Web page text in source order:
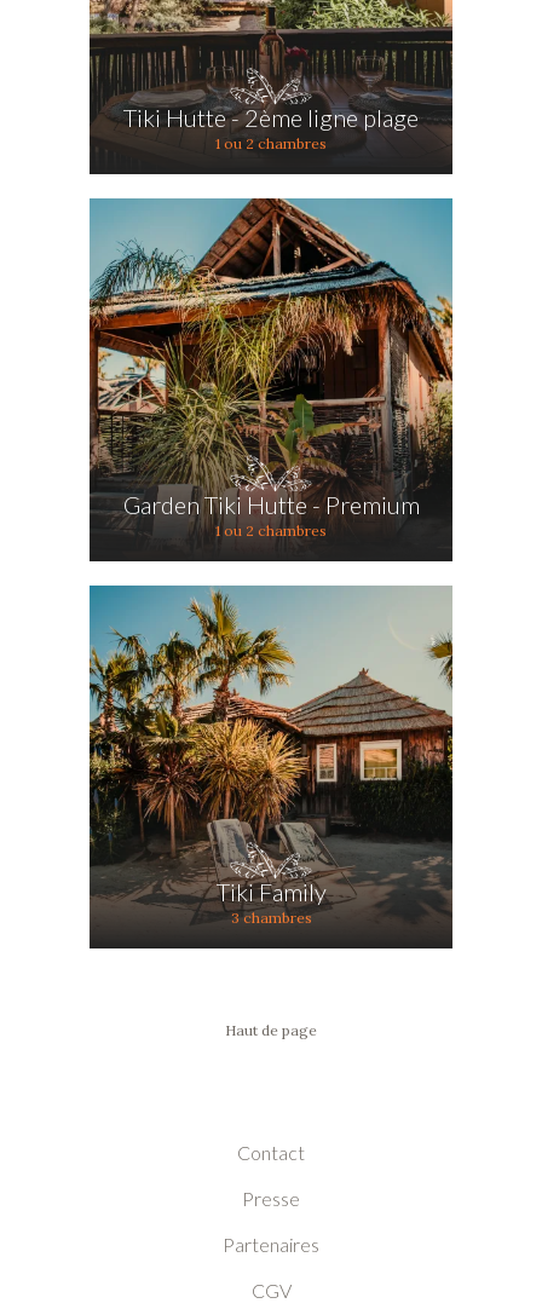
Tiki Hutte - 2ème ligne plage
1 ou 2 chambres
Garden Tiki Hutte - Premium
1 ou 2 chambres
Tiki Family
3 chambres
Haut de page
Contact
Presse
Partenaires
CGV